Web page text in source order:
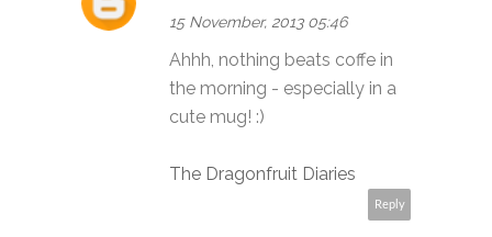
15 November, 2013 05:46
Ahhh, nothing beats coffe in
the morning - especially in a
cute mug! :)
The Dragonfruit Diaries
Reply